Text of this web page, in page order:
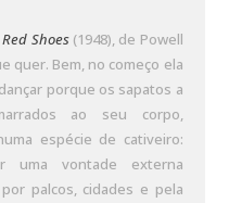
Shoes(1948), de Powell
quer. Bem, no começo ela
porque os sapatos a
ao seu corpo,
espécie de cativeiro:
uma vontade externa
palcos, cidades e pela